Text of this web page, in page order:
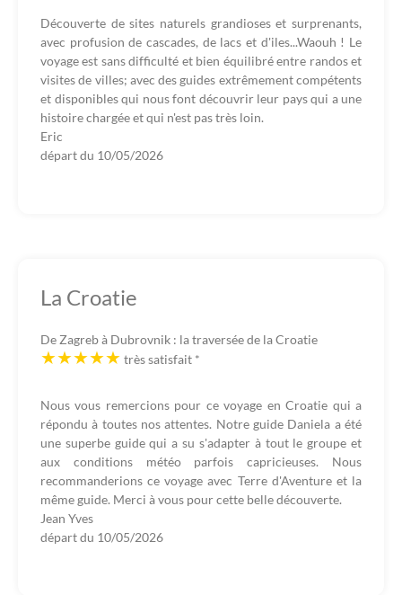
Découverte de sites naturels grandioses et surprenants,
avec profusion de cascades, de lacs et d'iles...Waouh ! Le
voyage est sans difficulté et bien équilibré entre randos et
visites de villes; avec des guides extrêmement compétents
et disponibles qui nous font découvrir leur pays qui a une
histoire chargée et qui n'est pas très loin.
Eric
départ du 10/05/2026
La Croatie
De Zagreb à Dubrovnik : la traversée de la Croatie
très satisfait *
Nous vous remercions pour ce voyage en Croatie qui a
répondu à toutes nos attentes. Notre guide Daniela a été
une superbe guide qui a su s'adapter à tout le groupe et
aux conditions météo parfois capricieuses. Nous
recommanderions ce voyage avec Terre d'Aventure et la
même guide. Merci à vous pour cette belle découverte.
Jean Yves
départ du 10/05/2026